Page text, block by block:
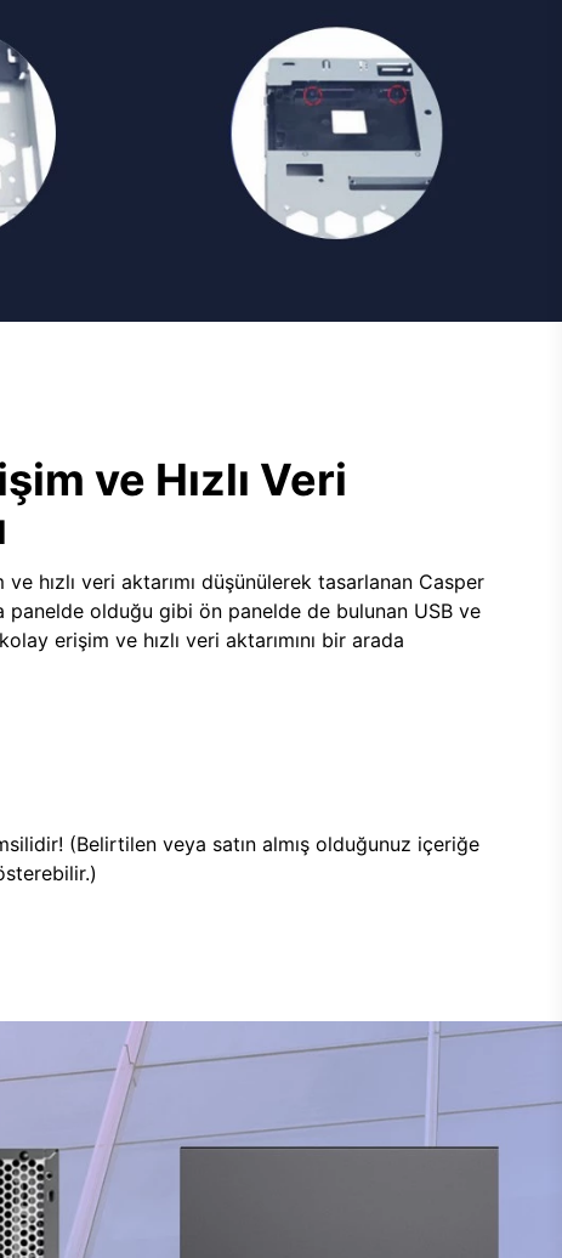
ve Hızlı Veri
ve hızlı veri aktarımı düşünülerek tasarlanan Casper
panelde olduğu gibi ön panelde de bulunan USB ve
erişim ve hızlı veri aktarımını bir arada
(Belirtilen veya satın almış olduğunuz içeriğe